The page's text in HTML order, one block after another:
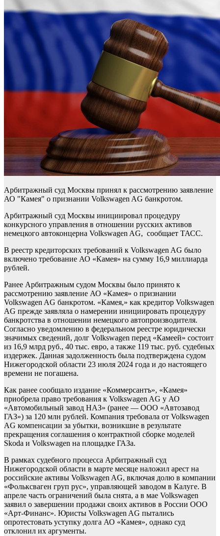
Арбитражный суд Москвы принял к рассмотрению заявление
АО "Камея" о признании Volkswagen AG банкротом.
Арбитражный суд Москвы инициировал процедуру
конкурсного управления в отношении русских активов
немецкого автоконцерна Volkswagen AG, сообщает ТАСС.
В реестр кредиторских требований к Volkswagen AG было
включено требование АО «Камея» на сумму 16,9 миллиарда
рублей.
Ранее Арбитражным судом Москвы было принято к
рассмотрению заявление АО «Камея» о признании
Volkswagen AG банкротом. «Камея,» как кредитор Volkswagen
AG прежде заявляла о намерении инициировать процедуру
банкротства в отношении немецкого автопроизводителя.
Согласно уведомлению в федеральном реестре юридически
значимых сведений, долг Volkswagen перед «Камеей» состоит
из 16,9 млрд руб., 40 тыс. евро, а также 119 тыс. руб. судебных
издержек. Данная задолженность была подтверждена судом
Нижегородской области 23 июля 2024 года и до настоящего
времени не погашена.
Как ранее сообщало издание «Коммерсантъ», «Камея»
приобрела право требования к Volkswagen AG у АО
«Автомобильный завод НАЗ» (ранее — ООО «Автозавод
ГАЗ») за 120 млн рублей. Компания требовала от Volkswagen
AG компенсации за убытки, возникшие в результате
прекращения соглашения о контрактной сборке моделей
Skoda и Volkswagen на площадке ГАЗа.
В рамках судебного процесса Арбитражный суд
Нижегородской области в марте месяце наложил арест на
российские активы Volkswagen AG, включая долю в компании
«Фольксваген груп рус», управляющей заводом в Калуге. В
апреле часть ограничений была снята, а в мае Volkswagen
заявил о завершении продажи своих активов в России ООО
«Арт-Финанс». Юристы Volkswagen AG пытались
опротестовать уступку долга АО «Камея», однако суд
отклонил их аргументы.